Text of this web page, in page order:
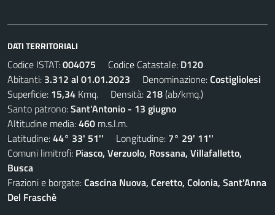
DATI TERRITORIALI
Codice ISTAT:004075 Codice Catastale: D120
Abitanti: 3.312 al 01.01.2023 Denominazione:Costigliolesi
Superficie: 15,34 Kmq. Densità: 218(ab/kmq.)
Santo patrono:Sant'Antonio - 13 giugno
Altitudine media:460 m.s.l.m.
Latitudine:44° 33' 51'' Longitudine: 7° 29' 11''
Comuni limitrofi: Piasco, Verzuolo, Rossana, Villafalletto,
Busca
Frazioni e borgate:Cascina Nuova, Ceretto, Colonia, Sant'Anna
Del Fraschè